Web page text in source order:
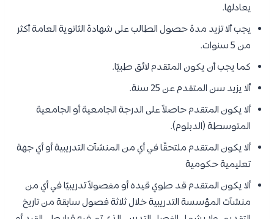
يعادلها.
يجب ألا تزيد مدة حصول الطالب على شهادة الثانوية العامة أكثر
من 5 سنوات.
كما يجب أن يكون المتقدم لائق طبيًا.
ألا يزيد سن المتقدم عن 25 سنة.
ألا يكون المتقدم حاصلاً على الدرجة الجامعية أو الجامعية
المتوسطة (الدبلوم).
ألا يكون المتقدم ملتحقًا في أي من المنشآت التدريبية أو أي جهة
تعليمية حكومية
ألا يكون المتقدم قد طوي قيده أو مفصولاً تدريبيًا في أي من
منشآت المؤسسة التدريبية خلال ثلاثة فصول سابقة من تاريخ